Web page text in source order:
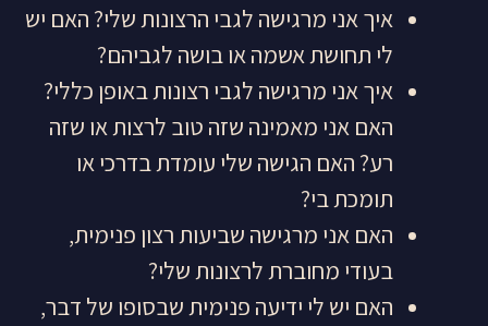
איך אני מרגישה לגבי הרצונות שלי? האם יש
לי תחושת אשמה או בושה לגביהם?
איך אני מרגישה לגבי רצונות באופן כללי?
האם אני מאמינה שזה טוב לרצות או שזה
רע? האם הגישה שלי עומדת בדרכי או
תומכת בי?
האם אני מרגישה שביעות רצון פנימית,
בעודי מחוברת לרצונות שלי?
האם יש לי ידיעה פנימית שבסופו של דבר,